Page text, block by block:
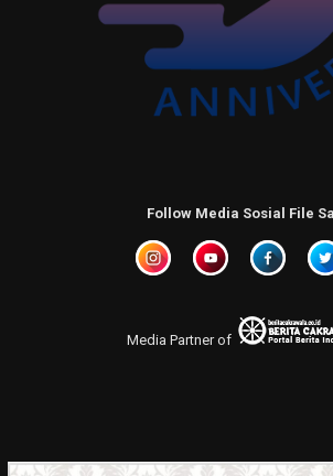
Follow Media Sosial File
Media Partner of